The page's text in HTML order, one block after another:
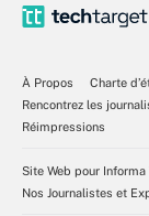
À Propos
Charte
Rencontrez les
Réimpressions
Site Web pour Informa
Nos Journalistes et